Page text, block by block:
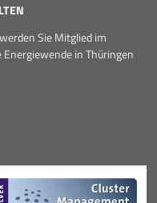
Sie Mitglied im
Energiewende in Thüringen